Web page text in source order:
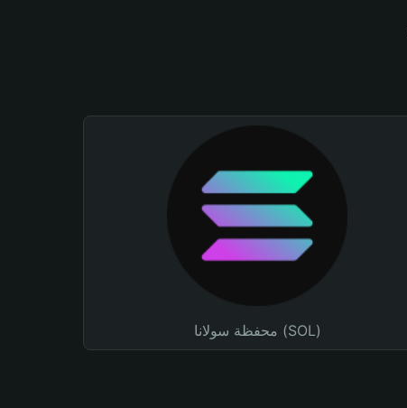
محفظة سولانا (SOL)